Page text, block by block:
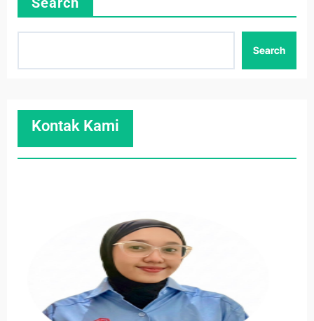
Search
Kontak Kami